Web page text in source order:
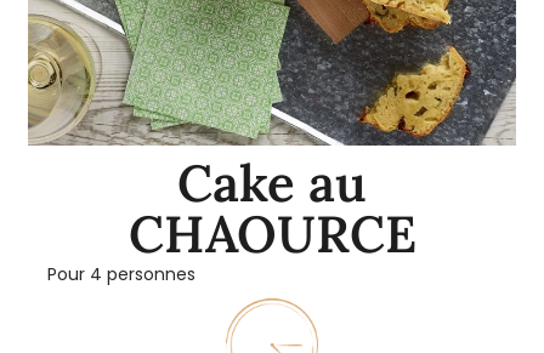
Cake au
CHAOURCE
Pour 4 personnes